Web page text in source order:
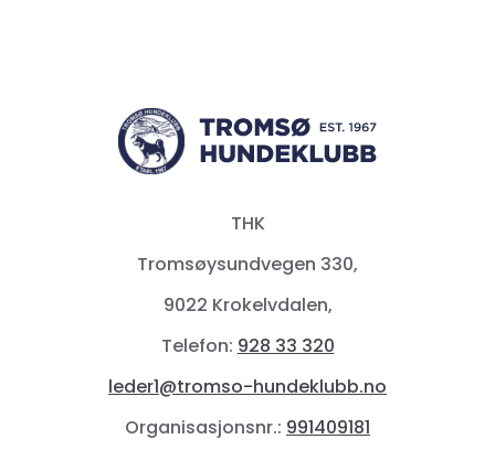
THK
Tromsøysundvegen 330,
9022 Krokelvdalen,
Telefon: 928 33 320
leder1@tromso-hundeklubb.no
Organisasjonsnr.: 991409181